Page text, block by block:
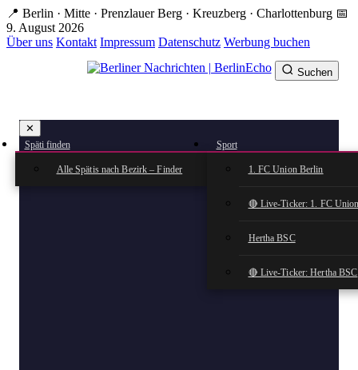
Zum
Hauptinhalt
springen
📍 Berlin · Mitte · Prenzlauer Berg · Kreuzberg · Charlottenburg 📅
9. August 2026
Über uns Kontakt Impressum Datenschutz Werbung buchen
✕
Späti finden
Alle Spätis nach Bezirk – Finder
Sport
1. FC Union Berlin
🔴 Live-Ticker: 1. FC
Hertha BSC
🔴 Live-Ticker: Hertha BSC
Suchen